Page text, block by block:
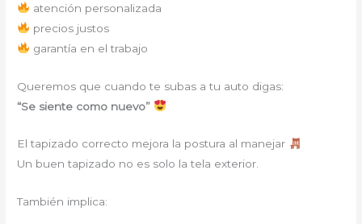
atención personalizada
precios justos
garantía en el trabajo
Queremos que cuando te subas a tu auto digas:
“Se siente como nuevo”
El tapizado correcto mejora la postura al manejar
Un buen tapizado no es solo la tela exterior.
También implica: